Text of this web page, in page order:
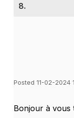
8.
Posted 11-02-2024
Bonjour à vous